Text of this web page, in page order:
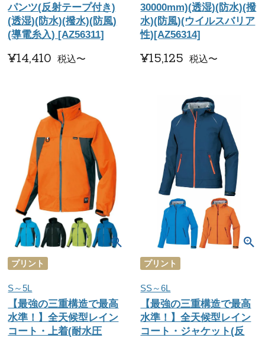
パンツ(反射テープ付き)
(透湿)(防水)(撥水)(防風)
(導電糸入) [AZ56311]
¥14,410 税込〜
30000mm)(透湿)(防水)(撥
水)(防風)(ウイルスバリア
性)[AZ56314]
¥15,125 税込〜
プリント
S～5L
【最強の三重構造で最高
水準！】全天候型レイン
コート・上着(耐水圧
プリント
SS～6L
【最強の三重構造で最高
水準！】全天候型レイン
コート・ジャケット(反